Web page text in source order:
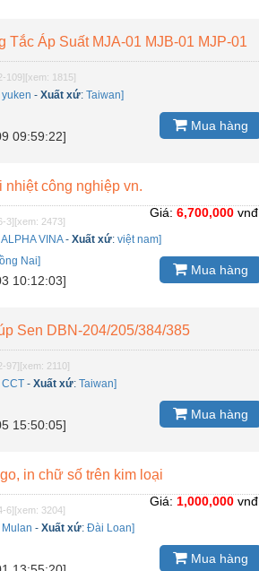
Tắc Áp Suất MJA-01 MJB-01 MJP-01
109][xem: 1815]
yuken -Xuất xứ:Taiwan]
09:59:22]
Mua hàng
nhiệt công nghiệp vn.
3][xem: 2473]
ALPHA VINA-Xuất xứ:việt nam]
Nai]
10:12:03]
Giá: 6,700,000vnđ
Mua hàng
Sen DBN-204/205/384/385
97][xem: 2110]
CCT -Xuất xứ:Taiwan]
15:50:05]
Mua hàng
in chữ số trên kim loại
6][xem: 3204]
Mulan -Xuất xứ:Đài Loan]
Giá: 1,000,000vnđ
Mua hàng